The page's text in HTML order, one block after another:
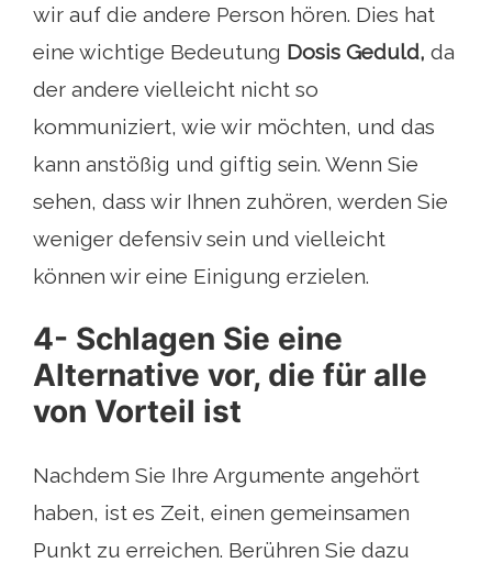
wir auf die andere Person hören. Dies hat
eine wichtige Bedeutung Dosis Geduld, da
der andere vielleicht nicht so
kommuniziert, wie wir möchten, und das
kann anstößig und giftig sein. Wenn Sie
sehen, dass wir Ihnen zuhören, werden Sie
weniger defensiv sein und vielleicht
können wir eine Einigung erzielen.
4- Schlagen Sie eine
Alternative vor, die für alle
von Vorteil ist
Nachdem Sie Ihre Argumente angehört
haben, ist es Zeit, einen gemeinsamen
Punkt zu erreichen. Berühren Sie dazu